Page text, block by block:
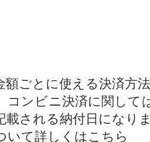
ごとに使える決済方
コンビニ決済に関して
載される納付日になり
いて詳しくは こちら